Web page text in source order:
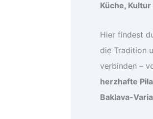
Küche,
Hier findest
die Tradition
verbinden –
herzhafte
Baklava-